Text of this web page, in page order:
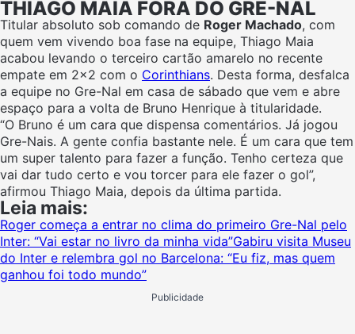
THIAGO MAIA FORA DO GRE-NAL
Titular absoluto sob comando de Roger Machado, com
quem vem vivendo boa fase na equipe, Thiago Maia
acabou levando o terceiro cartão amarelo no recente
empate em 2×2 com o Corinthians. Desta forma, desfalca
a equipe no Gre-Nal em casa de sábado que vem e abre
espaço para a volta de Bruno Henrique à titularidade.
“O Bruno é um cara que dispensa comentários. Já jogou
Gre-Nais. A gente confia bastante nele. É um cara que tem
um super talento para fazer a função. Tenho certeza que
vai dar tudo certo e vou torcer para ele fazer o gol”,
afirmou Thiago Maia, depois da última partida.
Leia mais:
Roger começa a entrar no clima do primeiro Gre-Nal pelo
Inter: “Vai estar no livro da minha vida”Gabiru visita Museu
do Inter e relembra gol no Barcelona: “Eu fiz, mas quem
ganhou foi todo mundo”
Publicidade